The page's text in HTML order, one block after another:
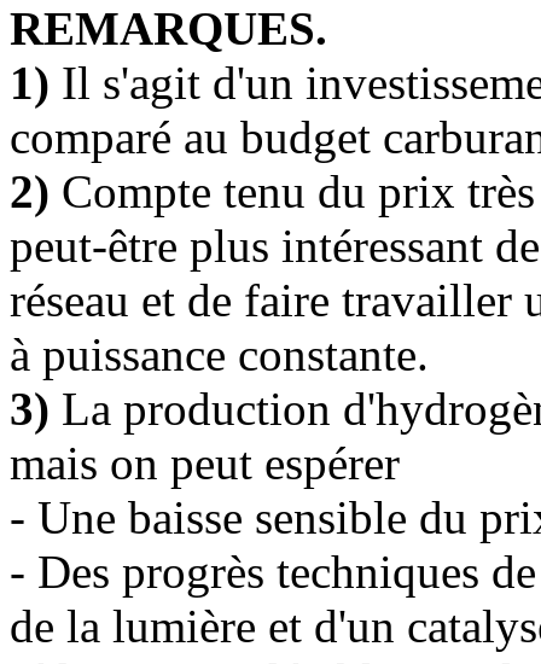
REMARQUES.
1) Il s'agit d'un
comparé au budget
2) Compte tenu du prix
peut-être plus intéressant
réseau et de faire
à puissance constante.
3) La production
mais on peut espérer
- Une baisse sensible du
- Des progrès techniques
de la lumière et d'un